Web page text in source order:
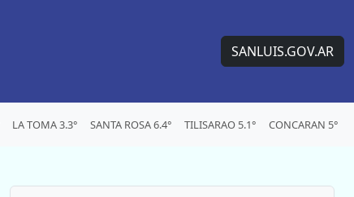
SANLUIS.GOV.AR
LA TOMA 3.3° SANTA ROSA 6.4° TILISARAO 5.1° CONCARAN 5°